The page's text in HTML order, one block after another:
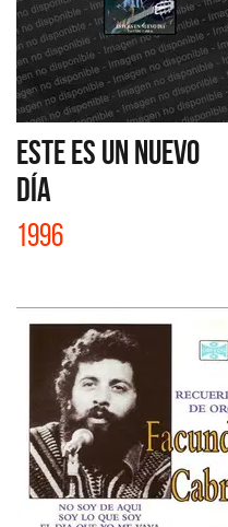
ESTE ES UN NUEVO
DÍA
1996